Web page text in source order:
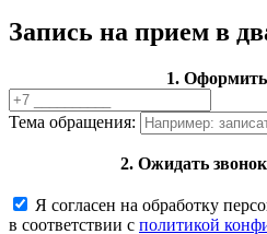
Запись на прием в
1. Оформить
Тема обращения:
2. Ожидать
Я согласен на обработку
в соответствии с политикой